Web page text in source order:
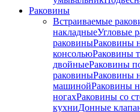
Раковины
Встраиваемые
накладныеУгловые
раковиныРаковины
консольюРаковины
двойныеРаковины
раковиныРаковины
машинойРаковины
ногахРаковины со
кухниДонные